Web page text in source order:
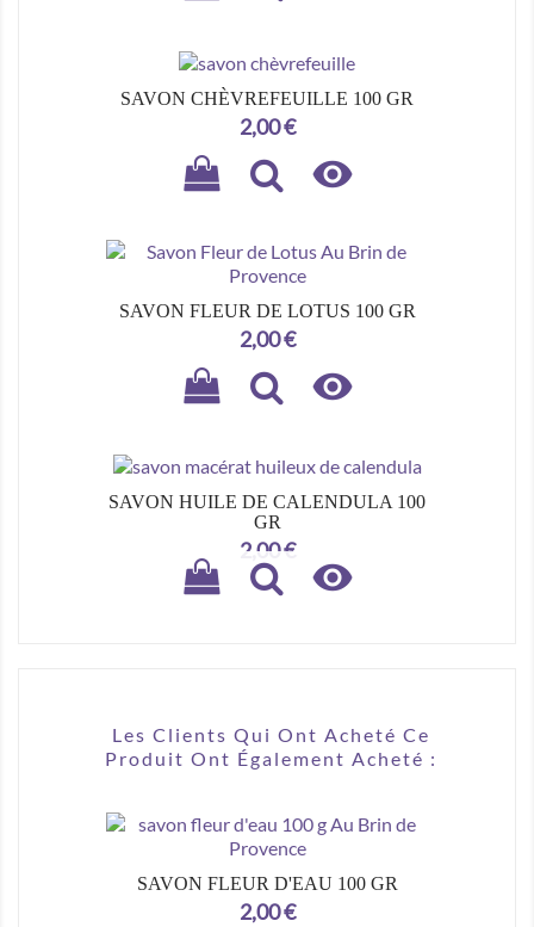
SAVON CHÈVREFEUILLE 100 GR
Prix
2,00 €

SAVON FLEUR DE LOTUS 100 GR
Prix
2,00 €

SAVON HUILE DE CALENDULA 100
GR
Prix
2,00 €

Les Clients Qui Ont Acheté Ce
Produit Ont Également Acheté :
SAVON FLEUR D'EAU 100 GR
Prix
2,00 €